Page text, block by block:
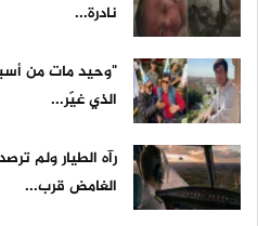
نادرة...
"وحيد مات من
الذي غيّر...
رآه الطيار ولم
الغامض قرب...